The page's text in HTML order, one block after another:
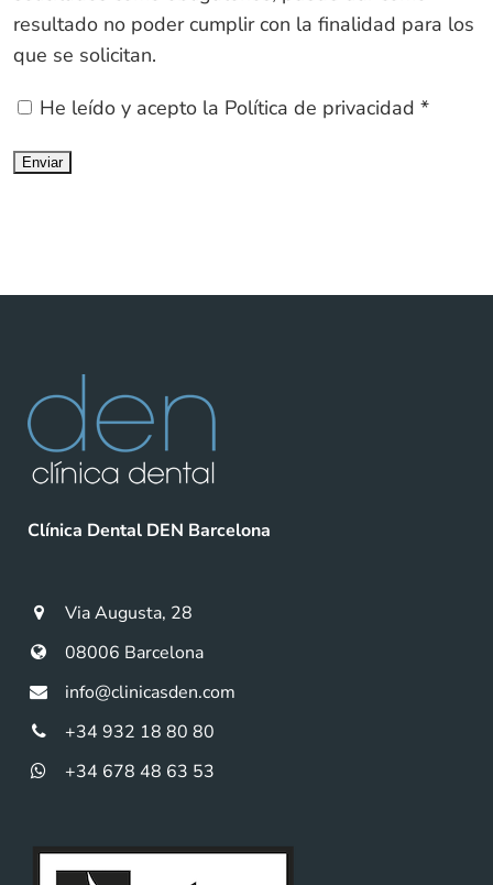
resultado no poder cumplir con la finalidad para los
que se solicitan.
He leído y acepto la Política de privacidad *
Clínica Dental DEN Barcelona
Via Augusta, 28
08006 Barcelona
info@clinicasden.com
+34 932 18 80 80
+34 678 48 63 53